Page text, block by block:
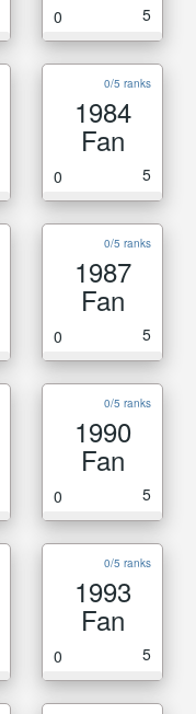
0 5
0/5 ranks
1984
Fan
0 5
0/5 ranks
1987
Fan
0 5
0/5 ranks
1990
Fan
0 5
0/5 ranks
1993
Fan
0 5